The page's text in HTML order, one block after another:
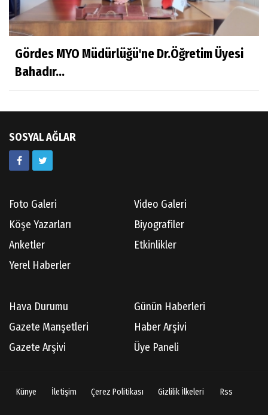
Hatice CAVULDAK
Hayatımın İçinden
Av.Ahmet ÖZDEMİR
Doç.Dr.İbrahim KOÇ
Cüneyt AYBEY
Hisarcıların Son Şairini Uğurlarken
Ben Bir Yazar Adayıyım Gülhane Parkında
Gördes MYO Müdürlüğü'ne Dr.Öğretim Üyesi
Bahadır...
SOSYAL AĞLAR
Foto Galeri
Video Galeri
Köşe Yazarları
Biyografiler
Anketler
Etkinlikler
Yerel Haberler
Hava Durumu
Günün Haberleri
Gazete Manşetleri
Haber Arşivi
Gazete Arşivi
Üye Paneli
Künye İletişim Çerez Politikası Gizlilik İlkeleri Rss